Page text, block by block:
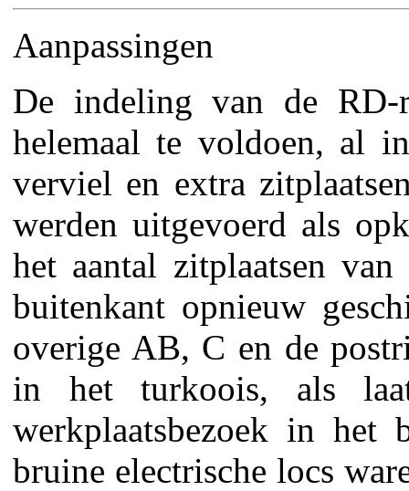
Aanpassingen
De indeling van de
helemaal te voldoen, al
verviel en extra
werden uitgevoerd als
het aantal zitplaatsen
buitenkant opnieuw
overige AB, C en de
in het turkoois, als
werkplaatsbezoek in het
bruine electrische locs